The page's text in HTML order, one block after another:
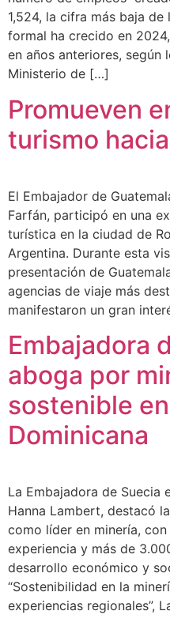
1,524, la cifra más baja
formal ha crecido en
en años anteriores, según
Ministerio de […]
Promueven
turismo
El Embajador de
Farfán, participó en una
turística en la ciudad de
Argentina. Durante esta
presentación de
agencias de viaje más
manifestaron un gran
Embajadora
aboga por
sostenible
Dominicana
La Embajadora de Suecia
Hanna Lambert, destacó
como líder en minería,
experiencia y más de
desarrollo económico y
“Sostenibilidad en la
experiencias regionales”,